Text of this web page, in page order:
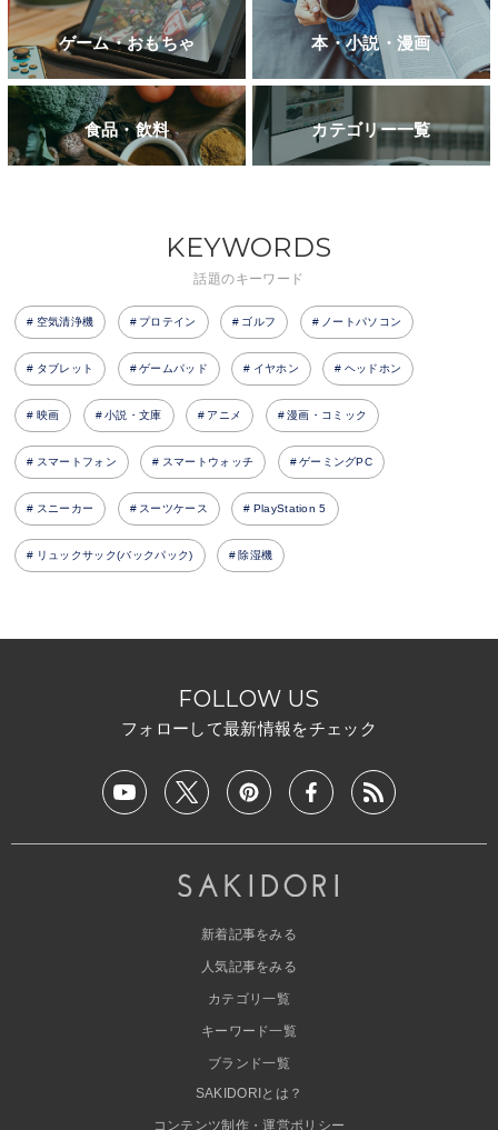
ゲーム・おもちゃ 本・小説・漫画
食品・飲料 カテゴリー一覧
KEYWORDS
話題のキーワード
空気清浄機 プロテイン ゴルフ ノートパソコン
タブレット ゲームパッド イヤホン ヘッドホン
映画 小説・文庫 アニメ 漫画・コミック
スマートフォン スマートウォッチ ゲーミングPC
スニーカー スーツケース PlayStation 5
リュックサック(バックパック) 除湿機
FOLLOW US
フォローして最新情報をチェック
新着記事をみる
人気記事をみる
カテゴリ一覧
キーワード一覧
ブランド一覧
SAKIDORIとは？
コンテンツ制作・運営ポリシー